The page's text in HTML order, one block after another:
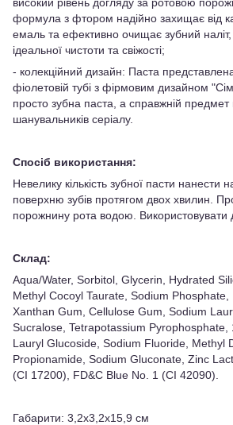
формула з фтором надійно захищає від
емаль та ефективно очищає зубний
ідеальної чистоти та свіжості;
- колекційний дизайн: Паста
фіолетовій тубі з фірмовим дизайном
просто зубна паста, а справжній предмет
шанувальників серіалу.
Спосіб використання:
Невелику кількість зубної пасти нанести
поверхню зубів протягом двох хвилин.
порожнину рота водою. Використовувати
Склад:
Aqua/Water, Sorbitol, Glycerin, Hydrated
Methyl Cocoyl Taurate, Sodium Phosphate,
Xanthan Gum, Cellulose Gum, Sodium
Sucralose, Tetrapotassium Pyrophosphate,
Lauryl Glucoside, Sodium Fluoride, Methyl
Propionamide, Sodium Gluconate, Zinc
(CI 17200), FD&C Blue No. 1 (CI 42090).
Габарити: 3,2х3,2х15,9 см